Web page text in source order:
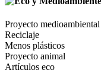
Proyecto medioambiental
Reciclaje
Menos plásticos
Proyecto animal
Artículos eco